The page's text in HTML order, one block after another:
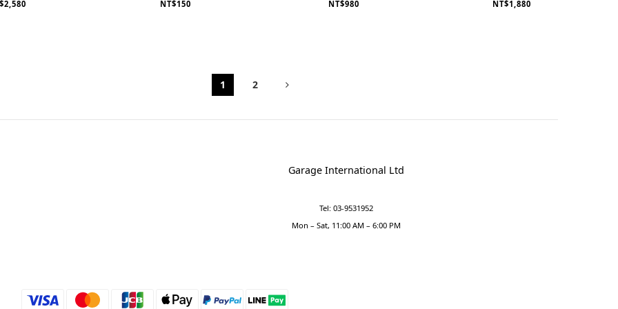
NT$150 PLUSH SET
NT$980 NT$1,880
1 2
Garage International Ltd
Tel: 03-9531952
Mon – Sat, 11:00 AM – 6:00 PM